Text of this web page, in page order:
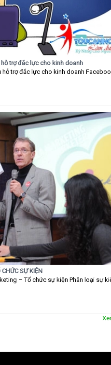
trợ đắc lực cho kinh doanh
trợ đắc lực cho kinh doanh
CHỨC SỰ KIỆN
– Tổ chức sự kiện Phân loại sự